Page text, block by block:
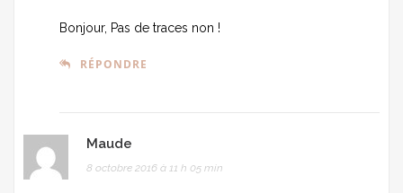
Bonjour, Pas de traces non !
RÉPONDRE
Maude
8 octobre 2016 à 11 h 05 min